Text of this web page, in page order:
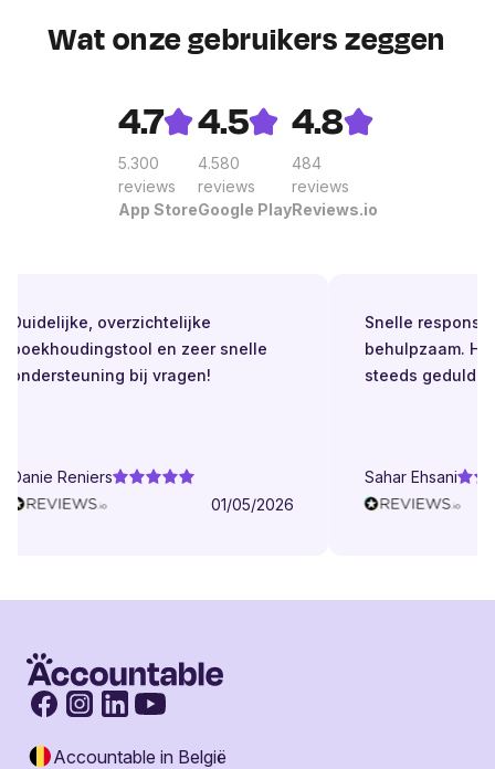
Wat onze gebruikers zeggen
4.7
5.300
reviews
App Store
4.5
4.580
reviews
Google Play
4.8
484
reviews
Reviews.io
overzichtelijke
en zeer snelle
bij vragen!
Reniers
01/05/2026
Snelle respons.
behulpzaam.
steeds geduldig.
Sahar Ehsani
Accountable in België